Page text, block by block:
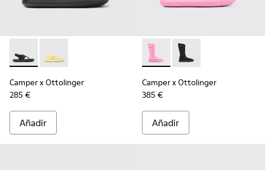
Camper x Ottolinger - K201563-002 - Sandalias negras de
Camper x Ottolinger - K201563-001 - Sandalias
Camper x Ottolinger
285 €
Añadir
Camper x Ottolinger -
Camper x Ottolinger
Camper x Ottolinger
385 €
Añadir